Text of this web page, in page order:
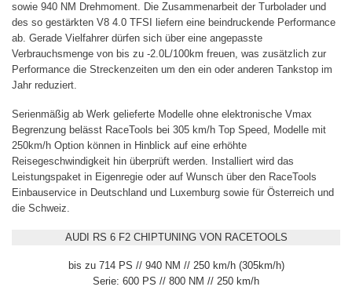
sowie 940 NM Drehmoment. Die Zusammenarbeit der Turbolader und
des so gestärkten V8 4.0 TFSI liefern eine beindruckende Performance
ab. Gerade Vielfahrer dürfen sich über eine angepasste
Verbrauchsmenge von bis zu -2.0L/100km freuen, was zusätzlich zur
Performance die Streckenzeiten um den ein oder anderen Tankstop im
Jahr reduziert.
Serienmäßig ab Werk gelieferte Modelle ohne elektronische Vmax
Begrenzung belässt RaceTools bei 305 km/h Top Speed, Modelle mit
250km/h Option können in Hinblick auf eine erhöhte
Reisegeschwindigkeit hin überprüft werden. Installiert wird das
Leistungspaket in Eigenregie oder auf Wunsch über den RaceTools
Einbauservice in Deutschland und Luxemburg sowie für Österreich und
die Schweiz.
AUDI RS 6 F2 CHIPTUNING VON RACETOOLS
bis zu 714 PS // 940 NM // 250 km/h (305km/h)
Serie: 600 PS // 800 NM // 250 km/h